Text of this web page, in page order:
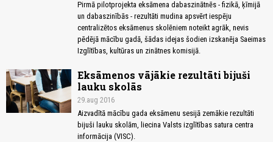
Pirmā pilotprojekta eksāmena dabaszinātnēs - fizikā, ķīmijā
un dabaszinībās - rezultāti mudina apsvērt iespēju
centralizētos eksāmenus skolēniem noteikt agrāk, nevis
pēdējā mācību gadā, šādas idejas šodien izskanēja Saeimas
Izglītības, kultūras un zinātnes komisijā.
Eksāmenos vājākie rezultāti bijuši
lauku skolās
29.aug 2016
Aizvadītā mācību gada eksāmenu sesijā zemākie rezultāti
bijuši lauku skolām, liecina Valsts izglītības satura centra
informācija (VISC).